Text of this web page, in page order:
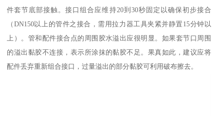
件套节底部接触。接口组合应维持20到30秒固定以确保初步接合
（DN150以上的管件之接合，需用拉力器工具夹紧并静置15分钟以
上）。管和配件接合点的周围胶水溢出应很明显。如果套节口周围
的溢出黏胶不连接，表示所涂抹的黏胶不足。果真如此，建议应将
配件丢弃重新组合接口，过量溢出的部分黏胶可利用破布擦去。